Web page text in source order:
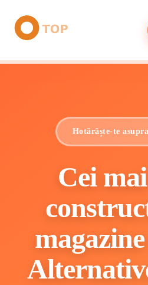
Hotărăște-te
Cei